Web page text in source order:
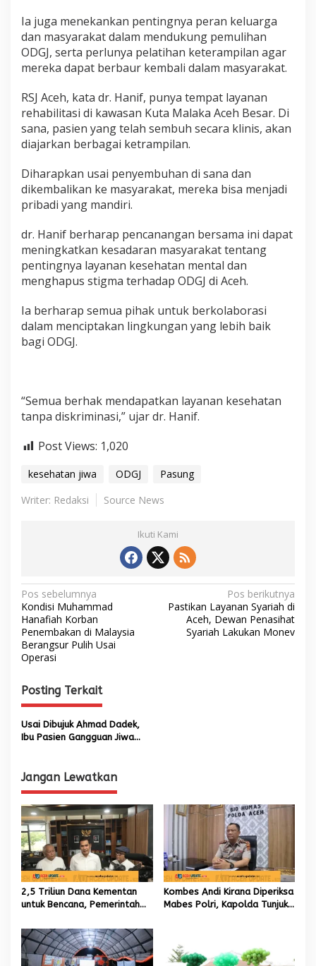
Ia juga menekankan pentingnya peran keluarga
dan masyarakat dalam mendukung pemulihan
ODGJ, serta perlunya pelatihan keterampilan agar
mereka dapat berbaur kembali dalam masyarakat.
RSJ Aceh, kata dr. Hanif, punya tempat layanan
rehabilitasi di kawasan Kuta Malaka Aceh Besar. Di
sana, pasien yang telah sembuh secara klinis, akan
diajarkan berbagai ketrampilan.
Diharapkan usai penyembuhan di sana dan
dikembalikan ke masyarakat, mereka bisa menjadi
pribadi yang mandiri.
dr. Hanif berharap pencanangan bersama ini dapat
meningkatkan kesadaran masyarakat tentang
pentingnya layanan kesehatan mental dan
menghapus stigma terhadap ODGJ di Aceh.
Ia berharap semua pihak untuk berkolaborasi
dalam menciptakan lingkungan yang lebih baik
bagi ODGJ.
“Semua berhak mendapatkan layanan kesehatan
tanpa diskriminasi,” ujar dr. Hanif.
Post Views: 1,020
kesehatan jiwa ODGJ
Pasung
Writer: Redaksi
Source News
Ikuti Kami
N
a
v
i
a
s
i
o
s
Pos sebelumnya
Kondisi Muhammad
Hanafiah Korban
Penembakan di Malaysia
Berangsur Pulih Usai
Operasi
Pos berikutnya
Pastikan Layanan Syariah di
Aceh, Dewan Penasihat
Syariah Lakukan Monev
Posting Terkait
Usai Dibujuk Ahmad Dadek,
Ibu Pasien Gangguan Jiwa
Jangan Lewatkan
2,5 Triliun Dana Kementan
untuk Bencana, Pemerintah
Kombes Andi Kirana Diperiksa
Mabes Polri, Kapolda Tunjuk
Aceh